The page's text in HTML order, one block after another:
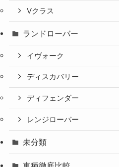
Vクラス
ランドローバー
イヴォーク
ディスカバリー
ディフェンダー
レンジローバー
未分類